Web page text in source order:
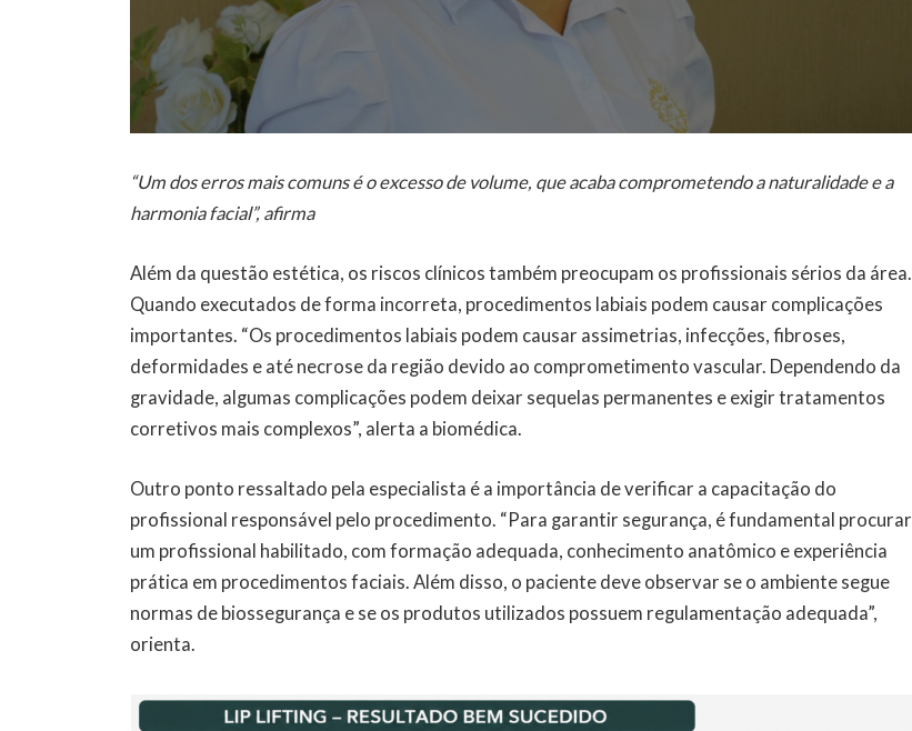
“Um dos erros mais comuns é o excesso de volume, que acaba comprometendo a naturalidade e a
harmonia facial”, afirma
Além da questão estética, os riscos clínicos também preocupam os profissionais sérios da área.
Quando executados de forma incorreta, procedimentos labiais podem causar complicações
importantes. “Os procedimentos labiais podem causar assimetrias, infecções, fibroses,
deformidades e até necrose da região devido ao comprometimento vascular. Dependendo da
gravidade, algumas complicações podem deixar sequelas permanentes e exigir tratamentos
corretivos mais complexos”, alerta a biomédica.
Outro ponto ressaltado pela especialista é a importância de verificar a capacitação do
profissional responsável pelo procedimento. “Para garantir segurança, é fundamental procurar
um profissional habilitado, com formação adequada, conhecimento anatômico e experiência
prática em procedimentos faciais. Além disso, o paciente deve observar se o ambiente segue
normas de biossegurança e se os produtos utilizados possuem regulamentação adequada”,
orienta.